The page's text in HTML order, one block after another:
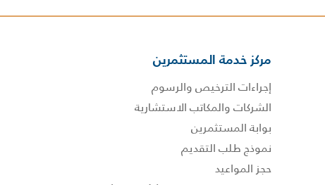
مركز خدمة المستثمرين
إجراءات الترخيص والرسوم
الشركات والمكاتب الاستشارية
بوابة المستثمرين
نموذج طلب التقديم
حجز المواعيد